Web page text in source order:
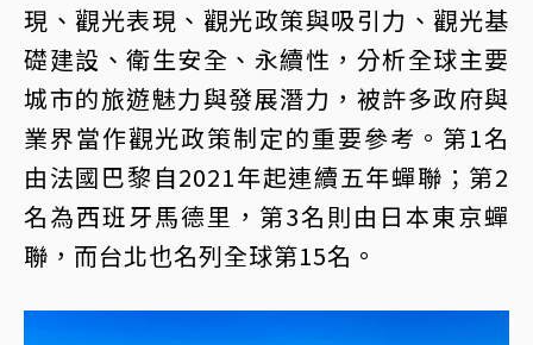
現、觀光表現、觀光政策與吸引力、觀光基
礎建設、衛生安全、永續性，分析全球主要
城市的旅遊魅力與發展潛力，被許多政府與
業界當作觀光政策制定的重要參考。第1名
由法國巴黎自2021年起連續五年蟬聯；第2
名為西班牙馬德里，第3名則由日本東京蟬
聯，而台北也名列全球第15名。